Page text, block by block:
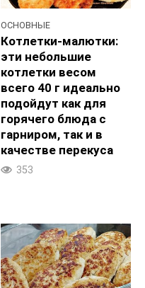
ОСНОВНЫЕ
Котлетки-малютки:
эти небольшие
котлетки весом
всего 40 г идеально
подойдут как для
горячего блюда с
гарниром, так и в
качестве перекуса
353